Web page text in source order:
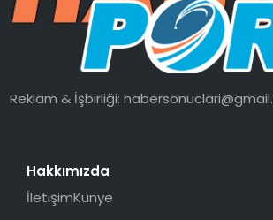
Reklam & İşbirliği:
Hakkımızda
İletişimKünye